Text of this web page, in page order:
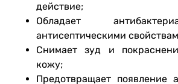
действие;
Обладает
антисептическими
Снимает зуд и
кожу;
Предотвращает появление